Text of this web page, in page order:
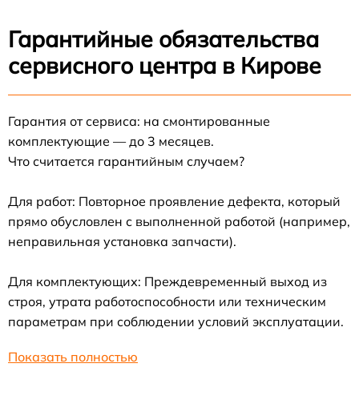
Гарантийные обязательства
сервисного центра в Кирове
Гарантия от сервиса: на смонтированные
комплектующие — до 3 месяцев.
Что считается гарантийным случаем?
Для работ: Повторное проявление дефекта, который
прямо обусловлен с выполненной работой (например,
неправильная установка запчасти).
Для комплектующих: Преждевременный выход из
строя, утрата работоспособности или техническим
параметрам при соблюдении условий эксплуатации.
Показать полностью